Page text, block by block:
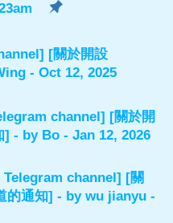
[關於開設
- Oct 12, 2025
channel] [關於開
] - by Bo - Jan 12, 2026
channel] [關
的通知] - bywu jianyu -